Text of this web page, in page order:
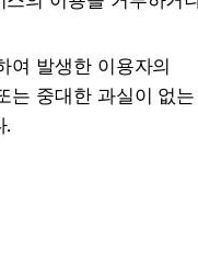
여 발생한 이용자의
는 중대한 과실이 없는
.